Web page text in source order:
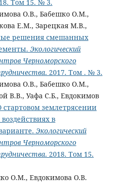
Том 15. № 3.
О.В., Бабешко О.М.,
Е.М., Зарецкая М.В.,
решения смешанных
Экологический
Черноморского
. 2017. Том . № 3.
О.В., Бабешко О.М.,
В.В., Уафа С.Б., Евдокимов
стартовом землетрясении
в
Экологический
Черноморского
. 2018. Том 15.
О.М., Евдокимова О.В.